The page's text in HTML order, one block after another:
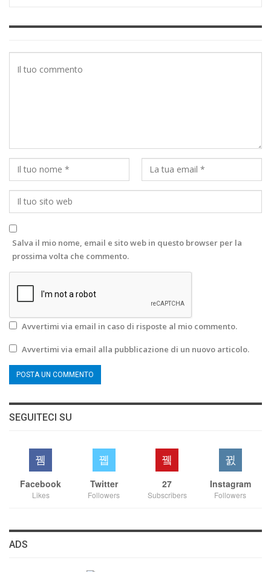
Salva il mio nome, email e sito web in questo browser per la
prossima volta che commento.
Avvertimi via email in caso di risposte al mio commento.
Avvertimi via email alla pubblicazione di un nuovo articolo.
SEGUITECI SU
Facebook
Likes
Twitter
Followers
27
Subscribers
Instagram
Followers
ADS